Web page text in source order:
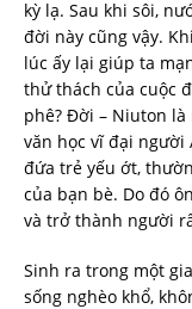
kỳ lạ. Sau khi sôi,
đời này cũng vậy.
lúc ấy lại giúp ta
thử thách của cuộc
phê? Đời – Niuton là
văn học vĩ đại người
đứa trẻ yếu ớt,
của bạn bè. Do đó
và trở thành người
Sinh ra trong một
sống nghèo khổ,